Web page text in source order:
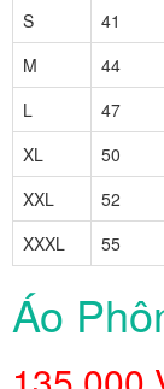
S
41
M
44
L
47
XL
50
XXL
52
XXXL
55
Áo